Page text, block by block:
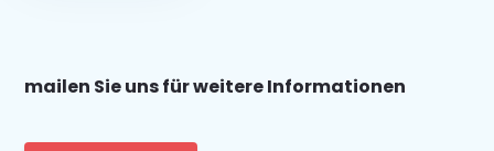
mailen Sie uns für weitere Informationen